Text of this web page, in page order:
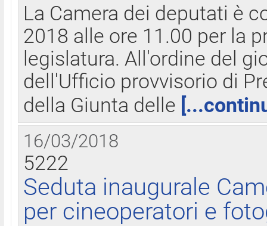
La Camera dei deputati è
2018 alle ore 11.00 per la
legislatura. All'ordine del
dell'Ufficio provvisorio di
della Giunta delle
16/03/2018
5222
Seduta inaugurale
per cineoperatori e